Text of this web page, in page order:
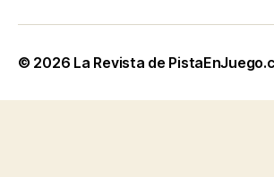
© 2026 La Revista de